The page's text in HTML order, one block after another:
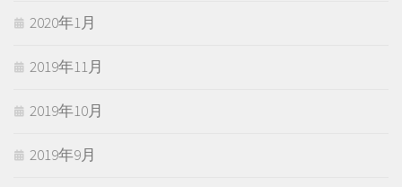
2020年1月
2019年11月
2019年10月
2019年9月